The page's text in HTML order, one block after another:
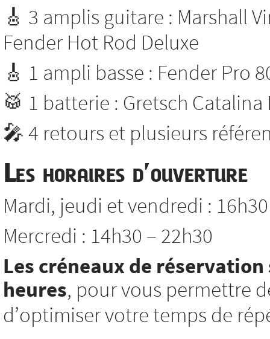
🎸 3 amplis guitare : Marshall
Fender Hot Rod Deluxe
🎸 1 ampli basse : Fender Pro
🥁 1 batterie : Gretsch Catalina
🎤 4 retours et plusieurs
Les horaires d’ouverture
Mardi, jeudi et vendredi :
Mercredi : 14h30 – 22h30
Les créneaux de
heures, pour vous permettre
d’optimiser votre temps de